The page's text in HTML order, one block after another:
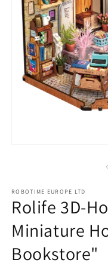
ROBOTIME EUROPE LTD
Rolife 3D-
Miniature
Bookstore"